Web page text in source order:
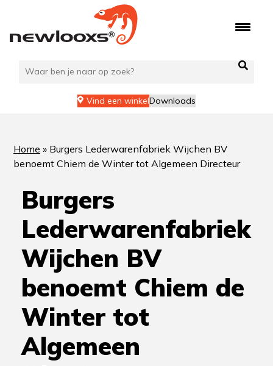
de
Vind een winkelDownloads
Home » Burgers Lederwarenfabriek Wijchen BV
benoemt Chiem de Winter tot Algemeen Directeur
Burgers
Lederwarenfabriek
Wijchen BV
benoemt Chiem de
Winter tot
Algemeen